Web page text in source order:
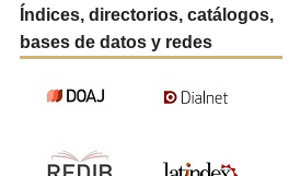
Índices, directorios, catálogos,
bases de datos y redes